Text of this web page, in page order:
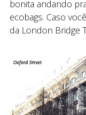
bonita andando
ecobags. Caso
da London Bridge